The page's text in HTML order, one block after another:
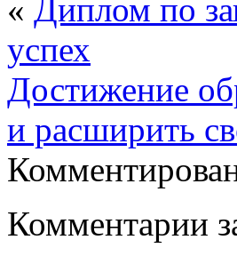
« Диплом по
успех
Достижение
и расширить
Комментарии